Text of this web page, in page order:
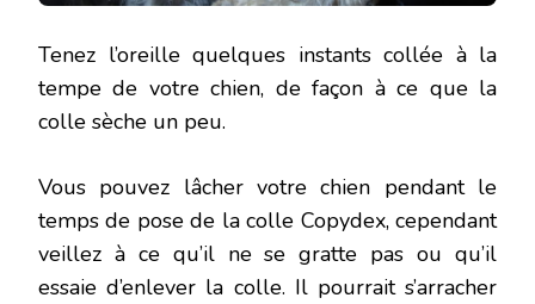
Tenez l’oreille quelques instants collée à la
tempe de votre chien, de façon à ce que la
colle sèche un peu.
Vous pouvez lâcher votre chien pendant le
temps de pose de la colle Copydex, cependant
veillez à ce qu’il ne se gratte pas ou qu’il
essaie d’enlever la colle. Il pourrait s’arracher